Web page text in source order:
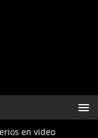
en video